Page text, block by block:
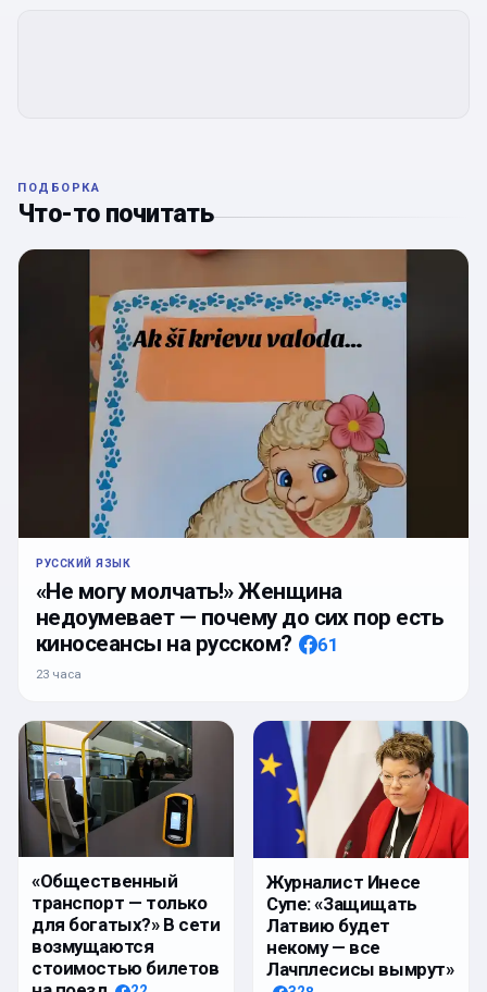
ПОДБОРКА
Что-то почитать
РУССКИЙ ЯЗЫК
«Не могу молчать!» Женщина
недоумевает — почему до сих пор есть
киносеансы на русском?
61
23 часа
«Общественный
транспорт — только
для богатых?» В сети
возмущаются
стоимостью билетов
Журналист Инесе
Супе: «Защищать
Латвию будет
некому — все
Лачплесисы вымрут»